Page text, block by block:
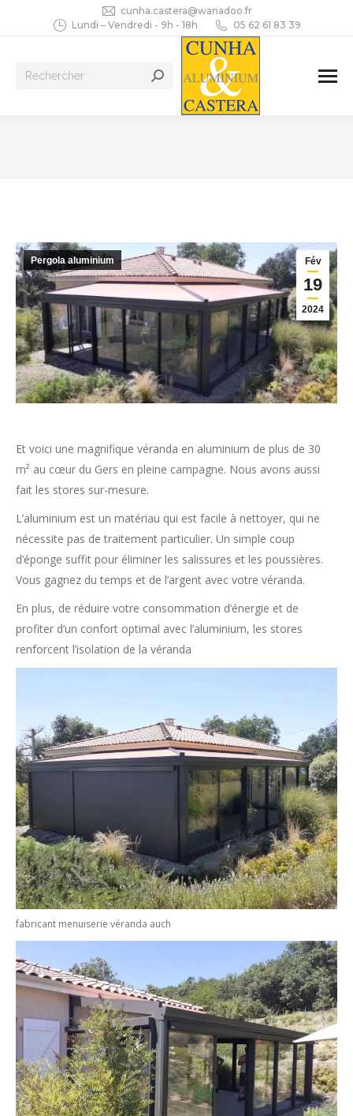
cunha.castera@wanadoo.fr
Lundi – Vendredi - 9h - 18h
05 62 61 83 39
Recherche
Fév
19
2024
Pergola aluminium
Et voici une magnifique véranda en aluminium de plus de 30
m² au cœur du Gers en pleine campagne. Nous avons aussi
fait les stores sur-mesure.
L’aluminium est un matériau qui est facile à nettoyer, qui ne
nécessite pas de traitement particulier. Un simple coup
d’éponge suffit pour éliminer les salissures et les poussières.
Vous gagnez du temps et de l’argent avec votre véranda.
En plus, de réduire votre consommation d’énergie et de
profiter d’un confort optimal avec l’aluminium, les stores
renforcent l’isolation de la véranda
fabricant menuiserie véranda auch